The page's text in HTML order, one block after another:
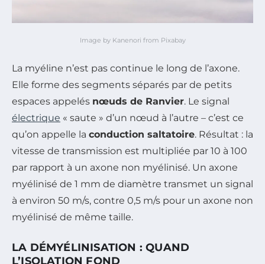
Image by Kanenori from Pixabay
La myéline n’est pas continue le long de l’axone.
Elle forme des segments séparés par de petits
espaces appelés nœuds de Ranvier. Le signal
électrique « saute » d’un nœud à l’autre – c’est ce
qu’on appelle la conduction saltatoire. Résultat : la
vitesse de transmission est multipliée par 10 à 100
par rapport à un axone non myélinisé. Un axone
myélinisé de 1 mm de diamètre transmet un signal
à environ 50 m/s, contre 0,5 m/s pour un axone non
myélinisé de même taille.
LA DÉMYÉLINISATION : QUAND
L’ISOLATION FOND